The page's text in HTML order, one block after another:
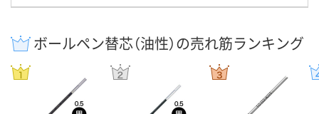
ボールペン替芯（油性）の売れ筋ランキング